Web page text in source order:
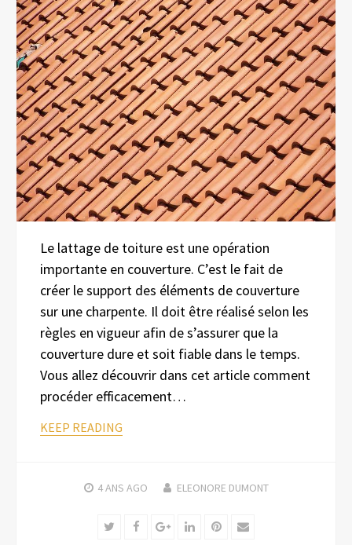
Le lattage de toiture est une opération
importante en couverture. C’est le fait de
créer le support des éléments de couverture
sur une charpente. Il doit être réalisé selon les
règles en vigueur afin de s’assurer que la
couverture dure et soit fiable dans le temps.
Vous allez découvrir dans cet article comment
procéder efficacement…
KEEP READING
4 ANS AGO ELEONORE DUMONT
TwitterFacebookGoogle+LinkedInPinterest
Email